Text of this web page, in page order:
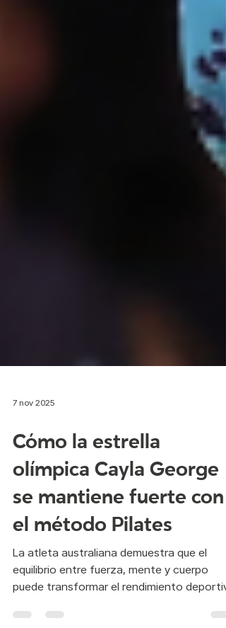
Cómo la estrella
olímpica Cayla George
se mantiene fuerte con
el método Pilates
equilibrio entre fuerza, mente y cuerpo